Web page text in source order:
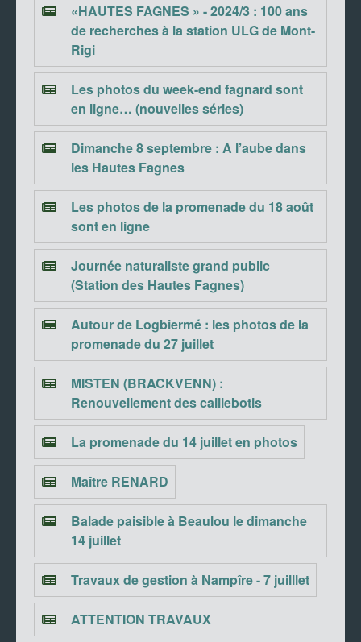
«HAUTES FAGNES » - 2024/3 : 100 ans
de recherches à la station ULG de Mont-
Rigi
Les photos du week-end fagnard sont
en ligne… (nouvelles séries)
Dimanche 8 septembre : A l’aube dans
les Hautes Fagnes
Les photos de la promenade du 18 août
sont en ligne
Journée naturaliste grand public
(Station des Hautes Fagnes)
Autour de Logbiermé : les photos de la
promenade du 27 juillet
MISTEN (BRACKVENN) :
Renouvellement des caillebotis
La promenade du 14 juillet en photos
Maître RENARD
Balade paisible à Beaulou le dimanche
14 juillet
Travaux de gestion à Nampîre - 7 juilllet
ATTENTION TRAVAUX